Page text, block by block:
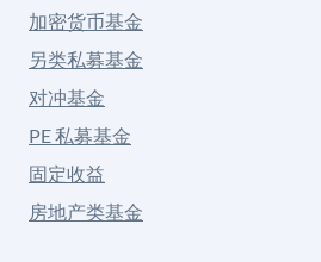
加密货币基金
另类私募基金
对冲基金
PE 私募基金
固定收益
房地产类基金